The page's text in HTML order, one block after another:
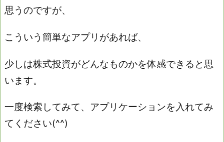
思うのですが、
こういう簡単なアプリがあれば、
少しは株式投資がどんなものかを体感できると思
います。
一度検索してみて、アプリケーションを入れてみ
てください(^^)